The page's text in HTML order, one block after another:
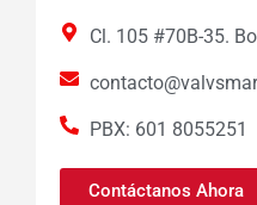
Cl. 105 #70B-35.
PBX: 601 8055251
Contáctanos Ahora